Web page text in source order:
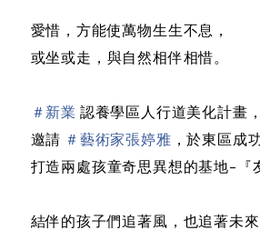
愛惜，方能使萬物生生不息，
或坐或走，與自然相伴相惜。
＃ 新業 認養學區人行道美化計畫，
邀請 ＃ 藝術家張婷雅 ，於東區成
打造兩處孩童奇思異想的基地–『
結伴的孩子們追著風，也追著未來